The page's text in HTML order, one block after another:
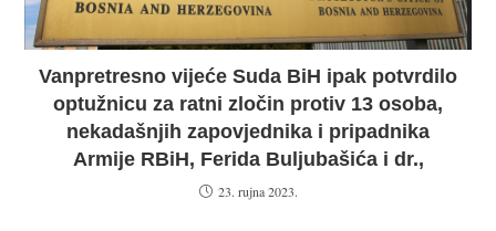
Vanpretresno vijeće Suda BiH ipak potvrdilo
optužnicu za ratni zločin protiv 13 osoba,
nekadašnjih zapovjednika i pripadnika
Armije RBiH, Ferida Buljubašića i dr.,
23. rujna 2023.